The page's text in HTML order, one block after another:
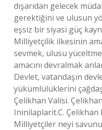
dışarıdan gelecek
gerektiğini ve ulusun
eşsiz bir siyasi güç
Milliyetçilik ilkesinin
sevmek, ulusu
amacını devralmak
Devlet, vatandaşın
yükümlülüklerini
Çelikhan Valisi.
Ininilaplarit.C. Çelikhan
Milliyetçiler neyi